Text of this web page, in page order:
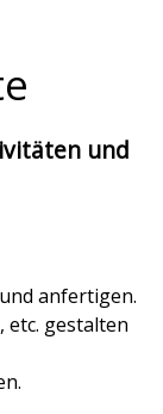
und
anfertigen.
etc. gestalten